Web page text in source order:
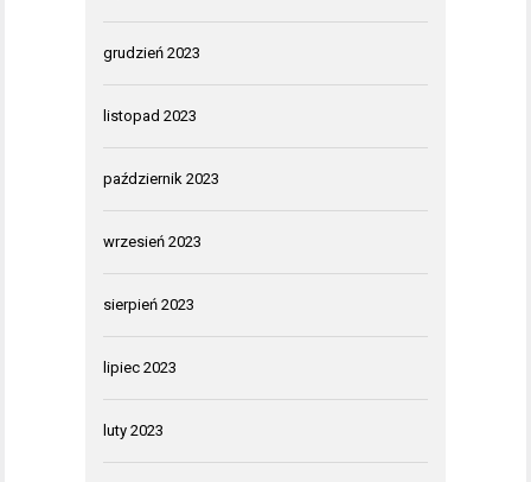
grudzień 2023
listopad 2023
październik 2023
wrzesień 2023
sierpień 2023
lipiec 2023
luty 2023